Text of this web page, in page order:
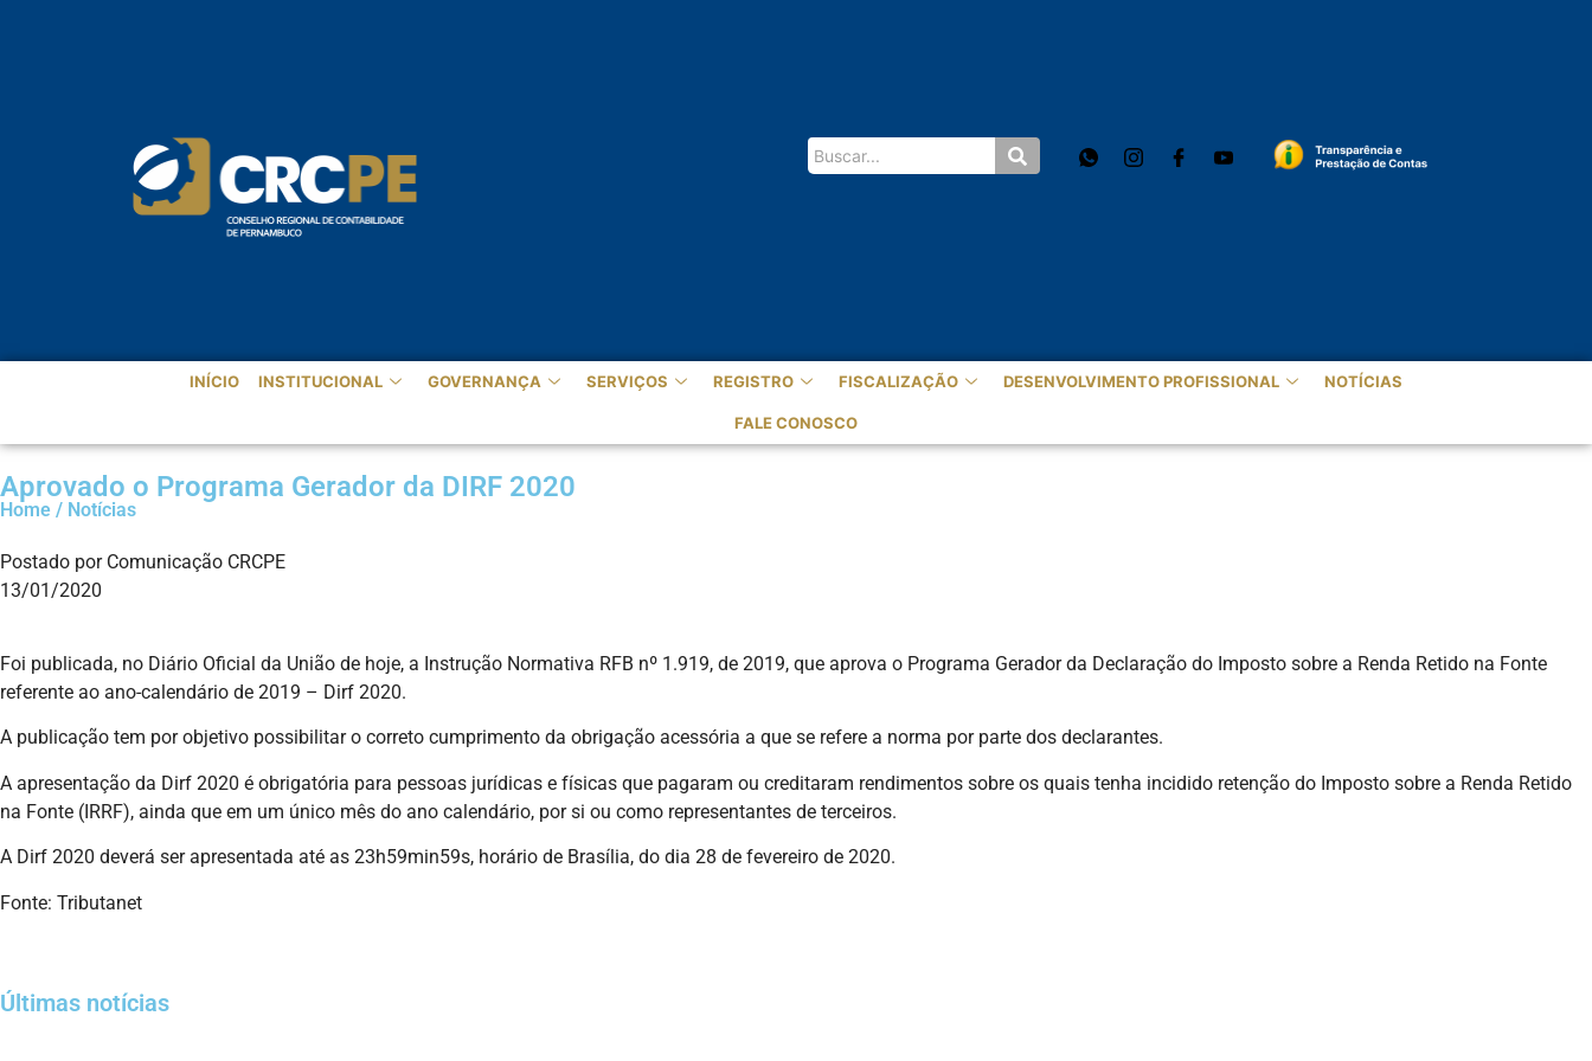
INÍCIO INSTITUCIONAL GOVERNANÇA SERVIÇOS REGISTRO FISCALIZAÇÃO DESENVOLVIMENTO PROFISSIONAL NOTÍCIAS
FALE CONOSCO
Aprovado o Programa Gerador da DIRF 2020
Home / Notícias
Postado por Comunicação CRCPE
13/01/2020
Foi publicada, no Diário Oficial da União de hoje, a Instrução Normativa RFB nº 1.919, de 2019, que aprova o Programa Gerador da Declaração do Imposto sobre a Renda Retido na Fonte
referente ao ano-calendário de 2019 – Dirf 2020.
A publicação tem por objetivo possibilitar o correto cumprimento da obrigação acessória a que se refere a norma por parte dos declarantes.
A apresentação da Dirf 2020 é obrigatória para pessoas jurídicas e físicas que pagaram ou creditaram rendimentos sobre os quais tenha incidido retenção do Imposto sobre a Renda Retido
na Fonte (IRRF), ainda que em um único mês do ano calendário, por si ou como representantes de terceiros.
A Dirf 2020 deverá ser apresentada até as 23h59min59s, horário de Brasília, do dia 28 de fevereiro de 2020.
Fonte: Tributanet
Últimas notícias